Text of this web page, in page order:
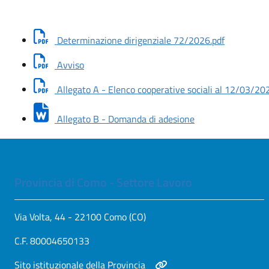
Determinazione dirigenziale 72/2026.pdf
Avviso
Allegato A - Elenco cooperative sociali al 12/03/
Allegato B - Domanda di adesione
Provincia di Como - Settore Lavoro
Via Volta, 44 - 22100 Como (CO)
C.F. 80004650133
Apri in nuova scheda
Sito istituzionale della Provincia